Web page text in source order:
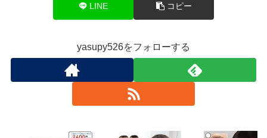
LINE コピー
yasupy526をフォローする